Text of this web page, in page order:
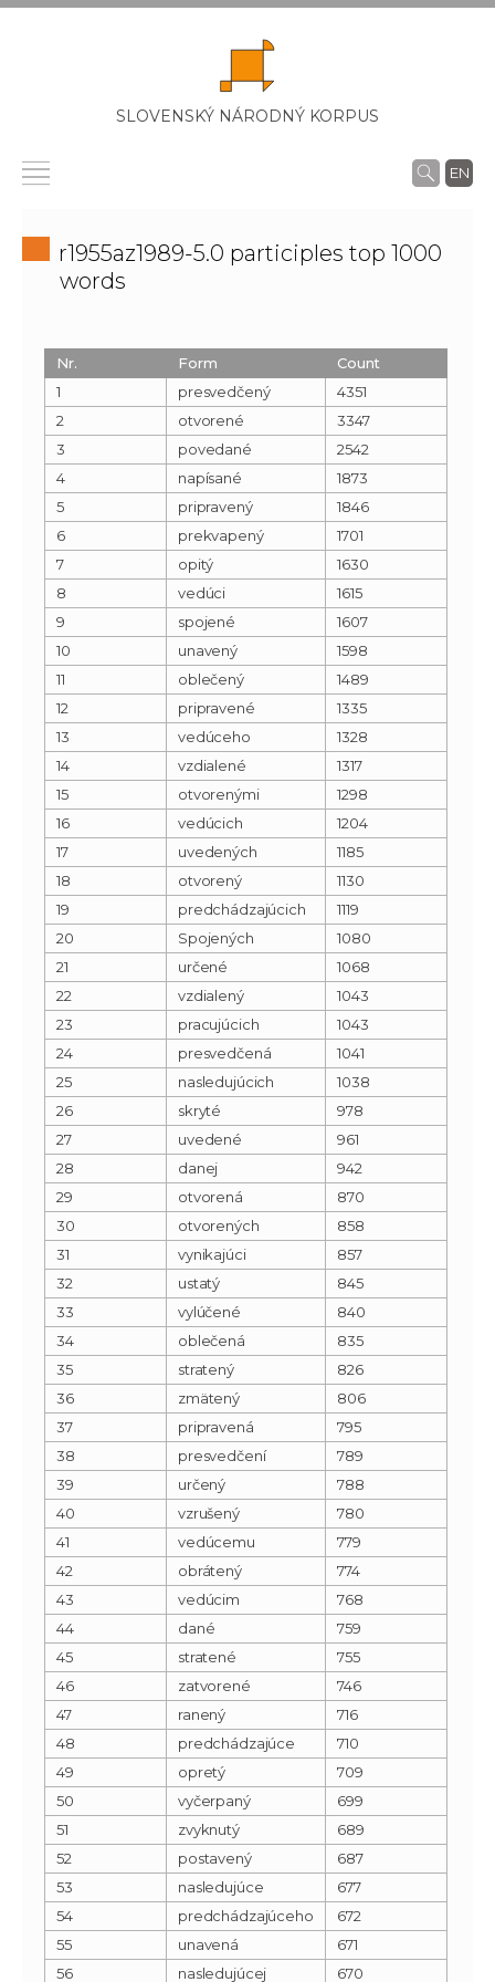
SLOVENSKÝ NÁRODNÝ KORPUS
EN
r1955az1989-5.0 participles top 1000
words
Nr. Form
Count
1
presvedčený
4351
2
otvorené
3347
3
povedané
2542
4
napísané
1873
5
pripravený
1846
6
prekvapený
1701
7
opitý
1630
8
vedúci
1615
9
spojené
1607
10
unavený
1598
11
oblečený
1489
12
pripravené
1335
13
vedúceho
1328
14
vzdialené
1317
15
otvorenými
1298
16
vedúcich
1204
17
uvedených
1185
18
otvorený
1130
19
predchádzajúcich
1119
20
Spojených
1080
21
určené
1068
22
vzdialený
1043
23
pracujúcich
1043
24
presvedčená
1041
25
nasledujúcich
1038
26
skryté
978
27
uvedené
961
28
danej
942
29
otvorená
870
30
otvorených
858
31
vynikajúci
857
32
ustatý
845
33
vylúčené
840
34
oblečená
835
35
stratený
826
36
zmätený
806
37
pripravená
795
38
presvedčení
789
39
určený
788
40
vzrušený
780
41
vedúcemu
779
42
obrátený
774
43
vedúcim
768
44
dané
759
45
stratené
755
46
zatvorené
746
47
ranený
716
48
predchádzajúce
710
49
opretý
709
50
vyčerpaný
699
51
zvyknutý
689
52
postavený
687
53
nasledujúce
677
54
predchádzajúceho
672
55
unavená
671
56
nasledujúcej 670